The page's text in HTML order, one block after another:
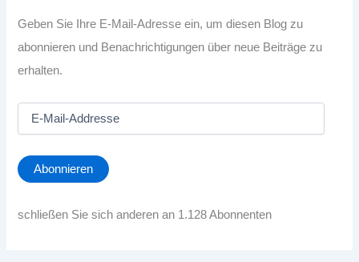
Geben Sie Ihre E-Mail-Adresse ein, um diesen Blog zu
abonnieren und Benachrichtigungen über neue Beiträge zu
erhalten.
a
i
A
Abonnieren
schließen Sie sich anderen an 1.128 Abonnenten